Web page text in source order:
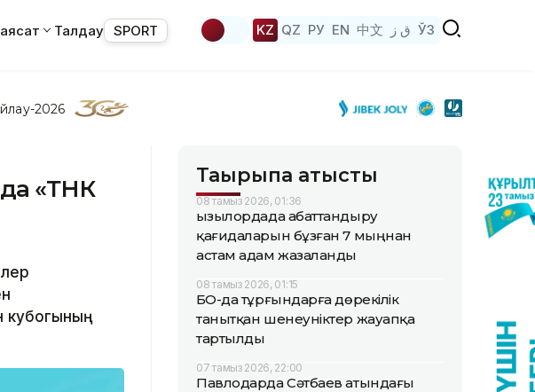
Талдау SPORT KZ QZ РУ EN 中文 ق ز ЎЗ
2026
«ТНК
кубогының
Тақырыпқа қатысты
08 тамыз 2026, 01:36
Қызылордада абаттандыру
қағидаларын бұзған 7 мыңнан
астам адам жазаланды
08 тамыз 2026, 01:15
БҚО-да тұрғындарға дөрекілік
танытқан шенеуніктер жауапқа
тартылды
07 тамыз 2026, 22:00
Павлодарда Сәтбаев атындағы